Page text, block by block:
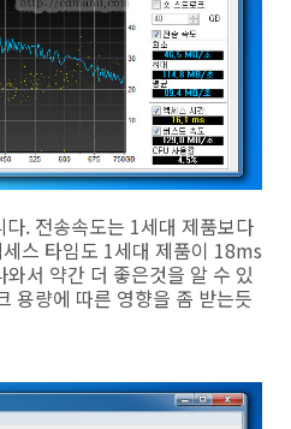
. 전송속도는 1세대 제품보다
스 타임도 1세대 제품이 18ms
서 약간 더 좋은것을 알 수 있
용량에 따른 영향을 좀 받는듯